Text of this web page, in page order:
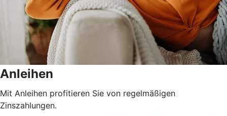
Anleihen
Mit Anleihen profitieren Sie von regelmäßigen
Zinszahlungen.